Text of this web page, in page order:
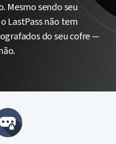
Mesmo sendo seu
LastPass não tem
do seu cofre —